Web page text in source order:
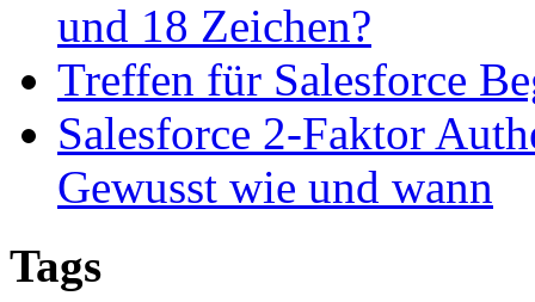
und 18 Zeichen?
Treffen für Salesforce
Salesforce 2-Faktor
Gewusst wie und wann
Tags